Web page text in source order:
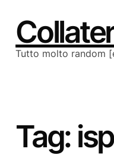
contenuto
Tutto molto random
Tag: